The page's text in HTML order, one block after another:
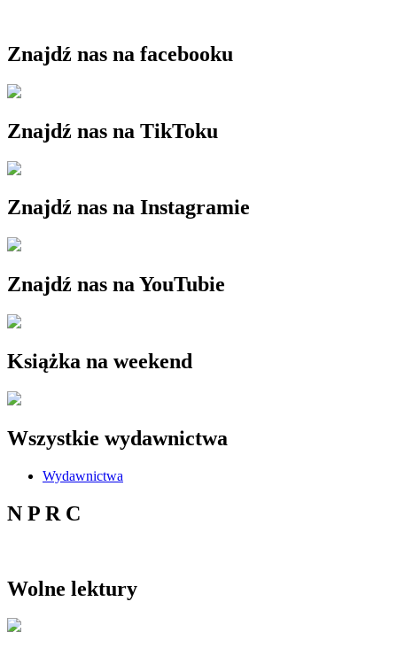
Znajdź nas na facebooku
Znajdź nas na TikToku
Znajdź nas na Instagramie
Znajdź nas na YouTubie
Książka na weekend
Wszystkie wydawnictwa
Wydawnictwa
N P R C
Wolne lektury